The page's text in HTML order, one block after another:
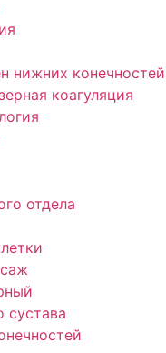
нижних конечностей
коагуляция
отдела
сустава